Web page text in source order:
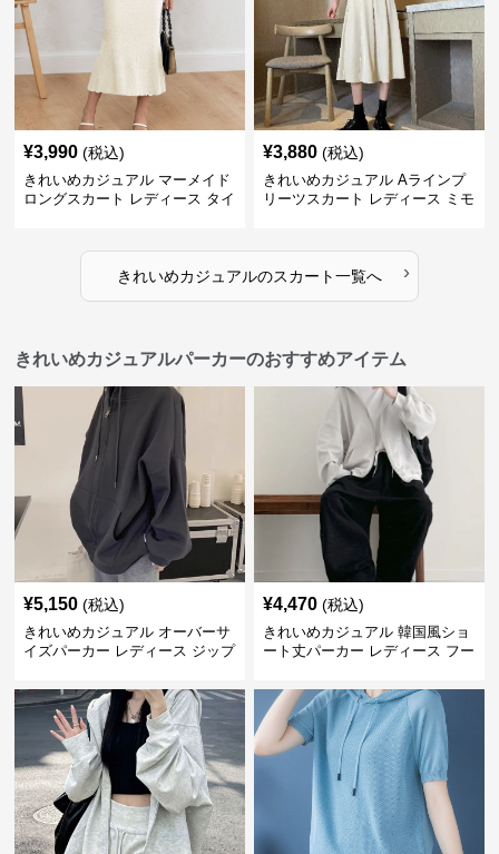
¥3,990 (税込)
きれいめカジュアル マーメイド
ロングスカート レディース タイ
¥3,880 (税込)
きれいめカジュアル Aラインプ
リーツスカート レディース ミモ
きれいめカジュアルのスカート一覧へ ›
きれいめカジュアルパーカーのおすすめアイテム
¥5,150 (税込)
きれいめカジュアル オーバーサ
イズパーカー レディース ジップ
型カバー フード付き 春秋冬羽織
り
¥4,470 (税込)
きれいめカジュアル 韓国風ショ
ート丈パーカー レディース フー
映え 小柄さん◎